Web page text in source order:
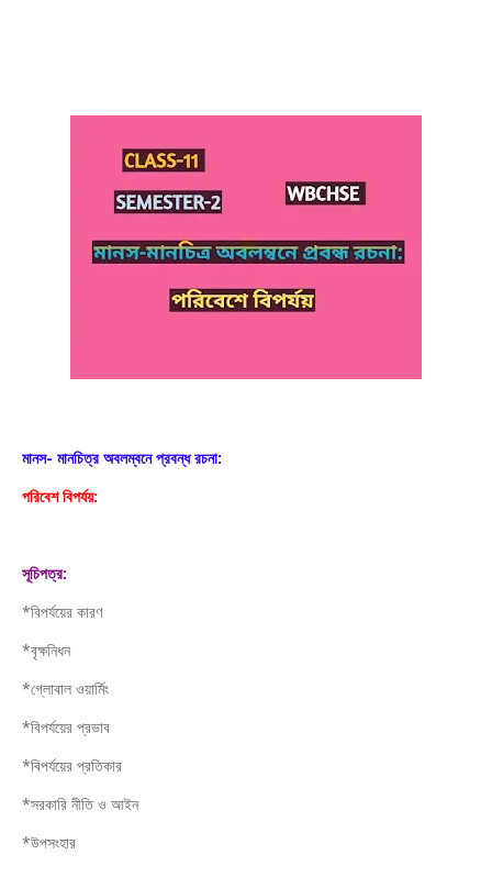
মানস- মানচিত্র অবলম্বনে প্রবন্ধ রচনা:
পরিবেশ বিপর্যয়:
সূচিপত্র:
*বিপর্যয়ের কারণ
*বৃক্ষনিধন
*গ্লোবাল ওয়ার্মিং
*বিপর্যয়ের প্রভাব
*বিপর্যয়ের প্রতিকার
*সরকারি নীতি ও আইন
*উপসংহার